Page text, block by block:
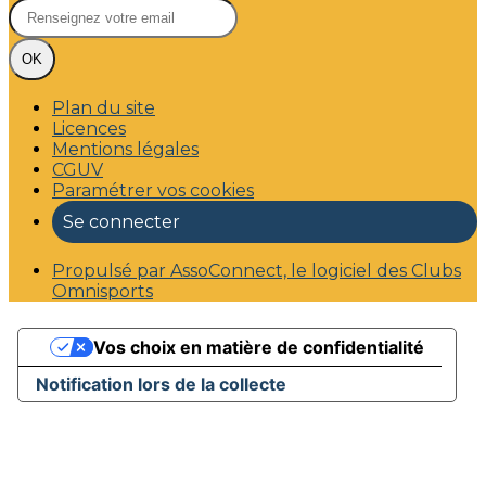
OK
Plan du site
Licences
Mentions légales
CGUV
Paramétrer vos cookies
Se connecter
Propulsé par AssoConnect, le logiciel des Clubs
Omnisports
Notification lors de la collecte
Vos choix en matière de confidentialité